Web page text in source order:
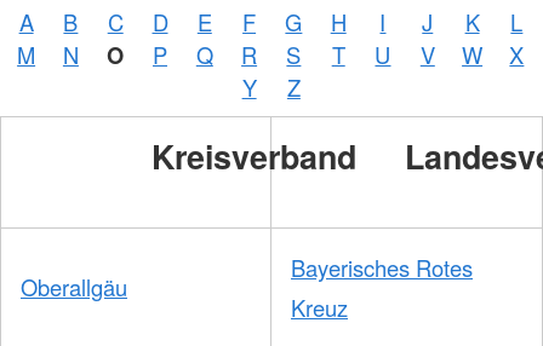
A B C D E F G H I J K
L
M
N O P Q R S T U V W
X
Y
Z
Kreisverband
Oberallgäu
Bayerisches Rotes
Kreuz